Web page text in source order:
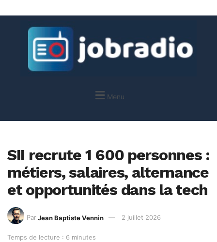
Menu
SII recrute 1 600 personnes :
métiers, salaires, alternance
et opportunités dans la tech
Par Jean Baptiste Vennin 2 juillet 2026
Temps de lecture : 6 minutes